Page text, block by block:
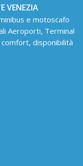
VENEZIA
e motoscafo
Aeroporti, Terminal
disponibilità